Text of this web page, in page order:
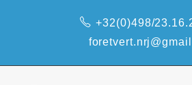
+32(0)498/